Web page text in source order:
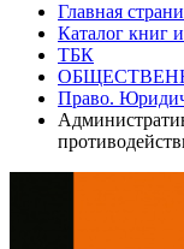
Главная
Каталог книг
ТБК
Право.